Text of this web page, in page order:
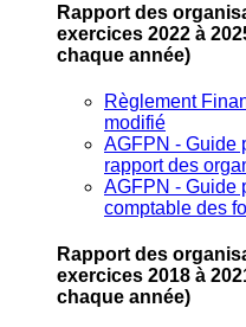
Rapport des
exercices 2022 à
chaque année)
Règlement
modifié
AGFPN ‐ Guide
rapport des
AGFPN ‐ Guide
comptable des
Rapport des
exercices 2018 à
chaque année)